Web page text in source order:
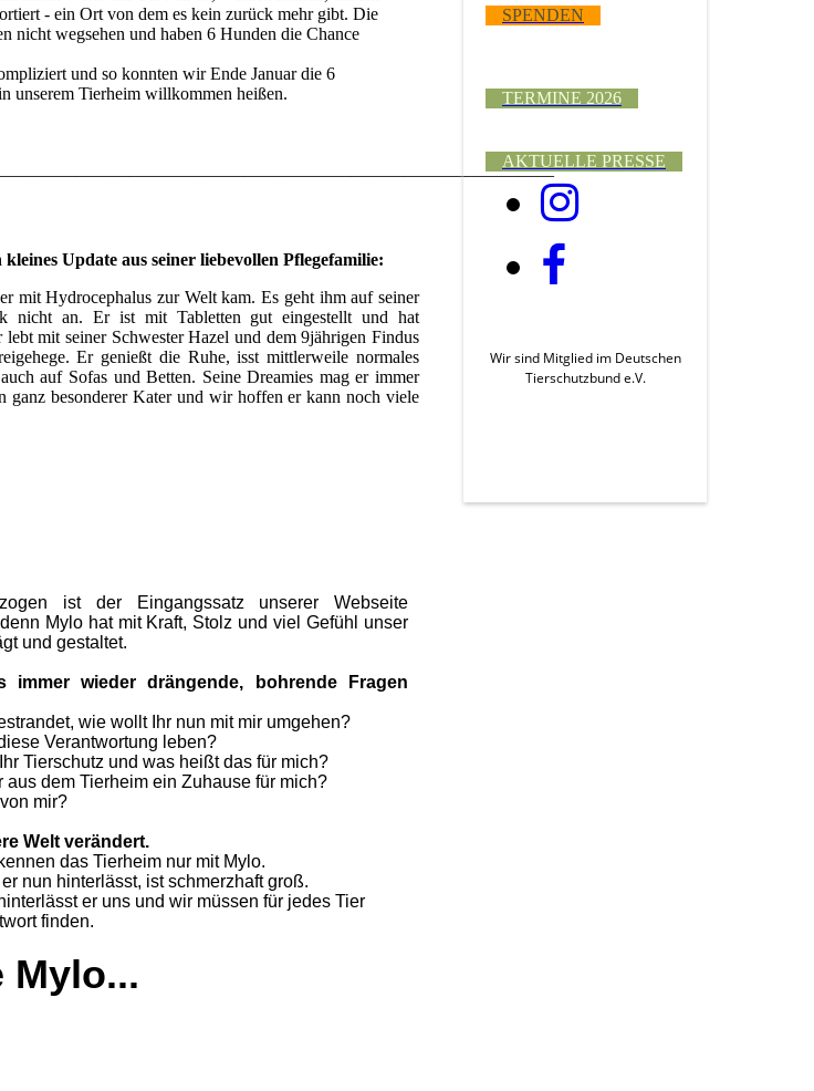
- ein Ort von dem es kein zurück mehr gibt. Die
nicht wegsehen und haben 6 Hunden die Chance
und so konnten wir Ende Januar die 6
unserem Tierheim willkommen heißen.
Update aus seiner liebevollen Pflegefamilie:
mit Hydrocephalus zur Welt kam. Es geht ihm auf seiner
nicht an. Er ist mit Tabletten gut eingestellt und hat
mit seiner Schwester Hazel und dem 9jährigen Findus
Er genießt die Ruhe, isst mittlerweile normales
auf Sofas und Betten. Seine Dreamies mag er immer
ganz besonderer Kater und wir hoffen er kann noch viele
ist der Eingangssatz unserer Webseite
Mylo hat mit Kraft, Stolz und viel Gefühl unser
und gestaltet.
immer wieder drängende, bohrende Fragen
wie wollt Ihr nun mit mir umgehen?
Verantwortung leben?
Tierschutz und was heißt das für mich?
aus dem Tierheim ein Zuhause für mich?
mir?
Welt verändert.
das Tierheim nur mit Mylo.
nun hinterlässt, ist schmerzhaft groß.
er uns und wir müssen für jedes Tier
finden.
Mylo...
SPENDEN
TERMINE 2026
AKTUELLE PRESSE
Wir sind Mitglied im Deutschen
Tierschutzbund e.V.